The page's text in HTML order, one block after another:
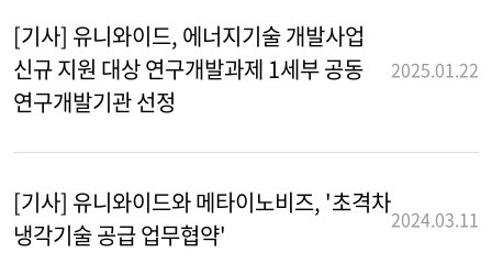
[기사] 유니와이드, 에너지기술 개발사업
신규 지원 대상 연구개발과제 1세부 공동
연구개발기관 선정
2025.01.22
[기사] 유니와이드와 메타이노비즈, '초격차
냉각기술 공급 업무협약'
2024.03.11